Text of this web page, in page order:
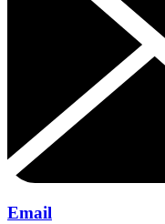
Email